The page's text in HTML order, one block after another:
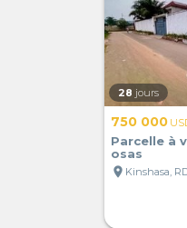
28 jours
750 000
Parcelle à
osas
location_on Kinshasa,